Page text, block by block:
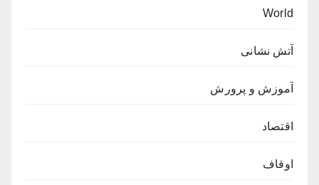
World
آتش نشانی
آموزش و پرورش
اقتصاد
اوقاف